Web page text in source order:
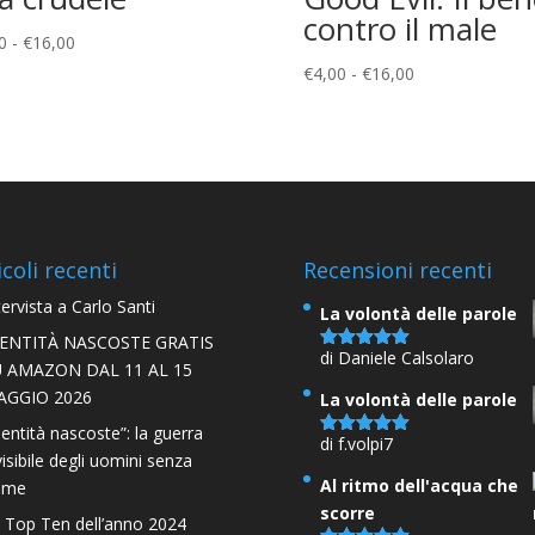
- €16,00Fascia
a
contro il male
€4,00 - €16,00Fascia
€4,00
recenti
a Carlo Santi
NASCOSTE GRATIS
AMAZON DAL 11 AL 15
2026
nascoste”: la guerra
degli uomini senza
Top Ten dell’anno 2024
Recensioni recenti
La volontà delle parole
Valutato5
di Daniele Calsolaro
La volontà delle parole
Valutato 5
di f.volpi7
Al ritmo dell'acqua che
scorre